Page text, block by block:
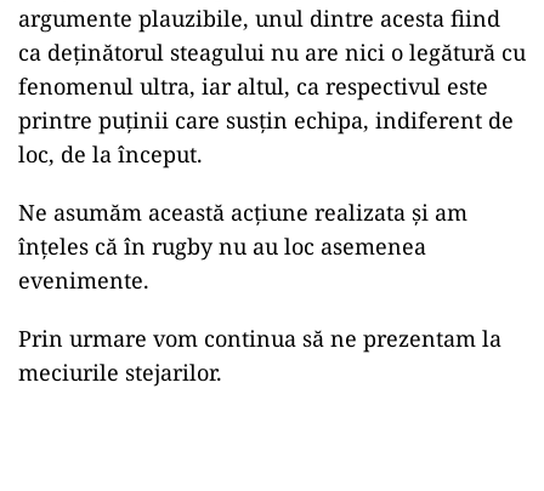
argumente plauzibile, unul dintre acesta fiind
ca deținătorul steagului nu are nici o legătură cu
fenomenul ultra, iar altul, ca respectivul este
printre puținii care susțin echipa, indiferent de
loc, de la început.
Ne asumăm această acțiune realizata și am
înțeles că în rugby nu au loc asemenea
evenimente.
Prin urmare vom continua să ne prezentam la
meciurile stejarilor.